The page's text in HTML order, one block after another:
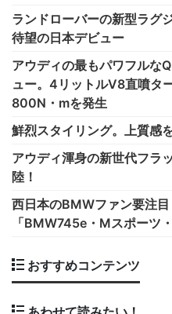
ランドローバーの新型ラグ
待望の日本デビュー
アウディの最もパワフルな
ュー。4リットルV8直噴タ
800N・mを発生
鮮烈スタイリング。上質感
アウディ渾身の新世代フラ
陸！
西日本のBMWファン要注
「BMW745e・Mスポーツ
おすすめコンテンツ